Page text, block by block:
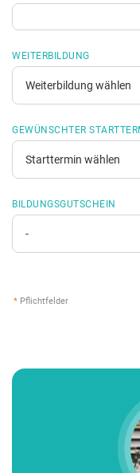
WEITERBILDUNG
GEWÜNSCHTER
BILDUNGSGUTSCHEIN
* Pflichtfelder